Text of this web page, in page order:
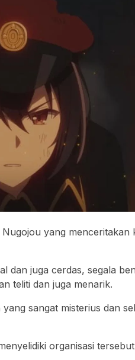
yang menceritakan
dan juga cerdas, segala
teliti dan juga menarik.
sangat misterius dan
organisasi